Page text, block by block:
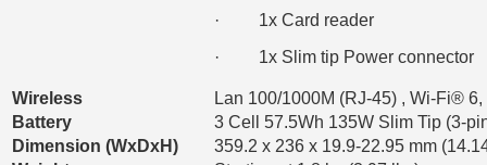
· 1x Card reader
· 1x Slim tip Power connector
Wireless
Lan 100/1000M (RJ-45) , Wi-Fi®
Battery
3 Cell 57.5Wh 135W Slim Tip (3-
Dimension (WxDxH)
359.2 x 236 x 19.9-22.95 mm